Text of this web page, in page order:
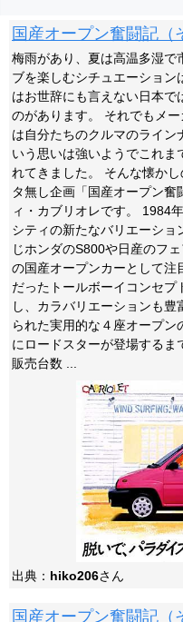
国産オープン奮闘記（
梅雨があり、夏は高温多湿で
ブを楽しむシチュエーション
はお世辞にも言えない日本で
のがあります。 それでもメ
は自分たちのクルマのライン
いう思いは強いようでこれま
れてきました。 そんな懐か
タ無し企画「国産オープン
ィ・カブリオレです。 1984
シティの新たなバリエーショ
じホンダのS800や日産のフ
の国産オープンカーとして注
だったトールボーイコンセ
し、カラバリエーションも
られた実用的な４座オープ
にロードスターが登場する
販売台数 ...
出典： hiko206さん
国産オープン奮闘記（